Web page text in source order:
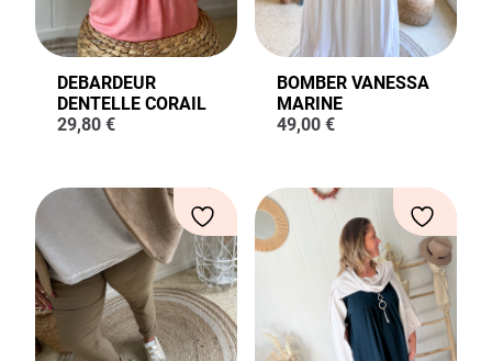
DEBARDEUR
DENTELLE CORAIL
29,80 €
BOMBER VANESSA
MARINE
49,00 €